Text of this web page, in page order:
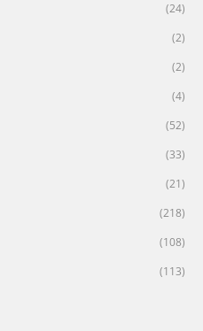
(24)
(2)
(2)
(4)
(52)
(33)
(21)
(218)
(108)
(113)